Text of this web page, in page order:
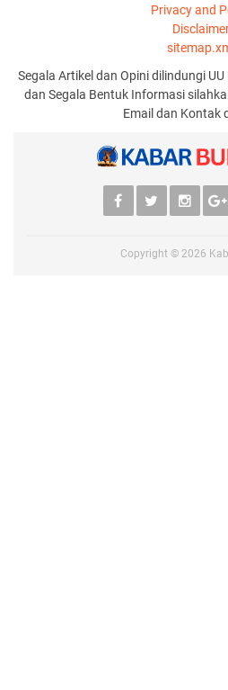
Privacy and
Segala Artikel dan Opini dilindungi
dan Segala Bentuk Informasi
Email dan Kontak
Copyright © 2026